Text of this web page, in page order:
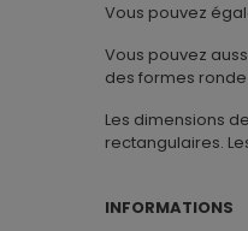
Vous pouvez
Vous pouvez
des formes
Les dimensions
rectangulaires.
INFORMATIONS